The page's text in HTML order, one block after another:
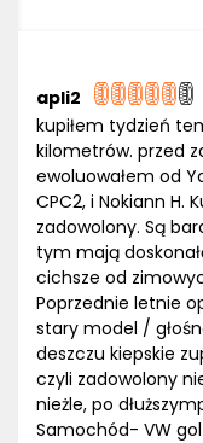
apli2
kupiłem tydzień
kilometrów. przed
ewoluowałem od
CPC2, i Nokiann H.
zadowolony. Są
tym mają
cichsze od
Poprzednie letnie
stary model /
deszczu kiepskie
czyli zadowolony
nieżle, po
Samochód- VW